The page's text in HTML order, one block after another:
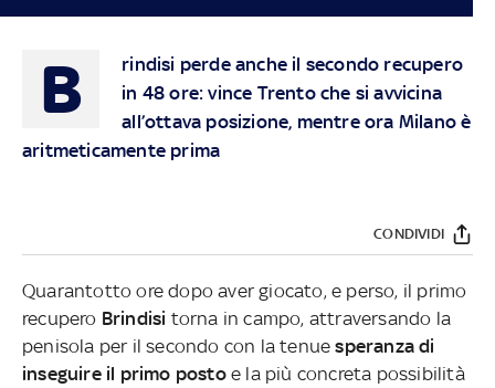
B
rindisi perde anche il secondo recupero
in 48 ore: vince Trento che si avvicina
all’ottava posizione, mentre ora Milano è
aritmeticamente prima
CONDIVIDI
Quarantotto ore dopo aver giocato, e perso, il primo
recupero Brindisi torna in campo, attraversando la
penisola per il secondo con la tenuesperanza di
inseguire il primo posto e la più concreta possibilità